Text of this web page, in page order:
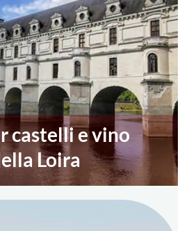
castelli e vino
Loira